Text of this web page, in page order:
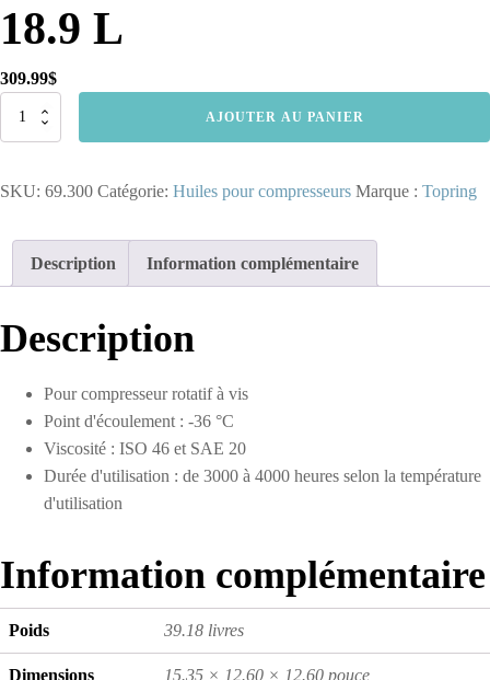
18.9 L
309.99$
quantité
Huile
compresseur
AJOUTER AU PANIER
SKU: 69.300 Catégorie: Huiles pour compresseurs Marque : Topring
Description Information complémentaire
Description
Pour compresseur rotatif à vis
Point d'écoulement : -36 °C
Viscosité : ISO 46 et SAE 20
Durée d'utilisation : de 3000 à 4000 heures selon la température
d'utilisation
Information complémentaire
Poids 39.18 livres
Dimensions 15.35 × 12.60 × 12.60 pouce